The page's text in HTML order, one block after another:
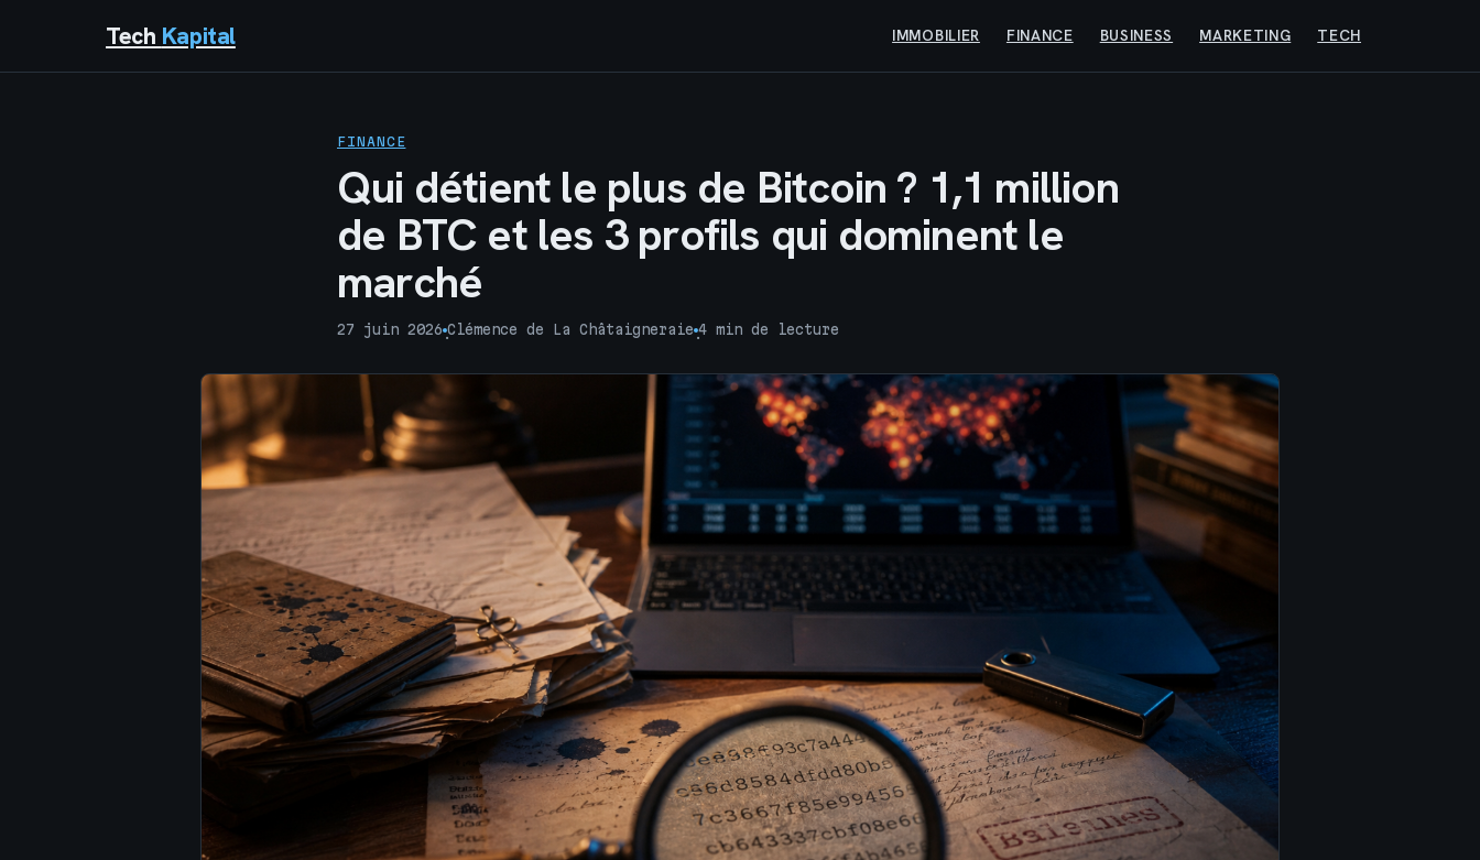
Tech Kapital IMMOBILIER FINANCE BUSINESS MARKETING TECH
FINANCE
Qui détient le plus de Bitcoin ? 1,1 million
de BTC et les 3 profils qui dominent le
marché
27 juin 2026
·
Clémence de La Châtaigneraie
·
4 min de lecture